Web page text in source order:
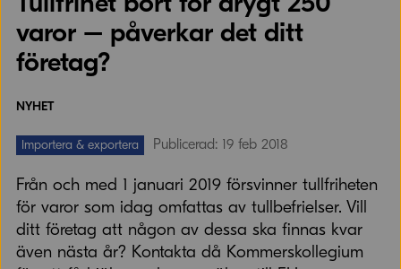
varor – påverkar det ditt
företag?
NYHET
Importera & exportera Publicerad: 19 feb 2018
Från och med 1 januari 2019 försvinner tullfriheten
för varor som idag omfattas av tullbefrielser. Vill
ditt företag att någon av dessa ska finnas kvar
även nästa år? Kontakta då Kommerskollegium